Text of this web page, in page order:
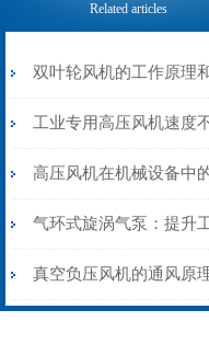
Related articles
双叶轮风机的工作原理
应行业
工业专用高压风机速度
是什么原因吗？
高压风机在机械设备中
用
气环式旋涡气泵：提升
气体处理的关键设备
真空负压风机的通风原